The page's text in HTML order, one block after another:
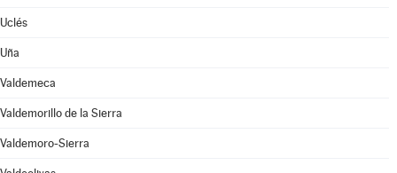
Uclés
Uña
Valdemeca
Valdemorillo de la Sierra
Valdemoro-Sierra